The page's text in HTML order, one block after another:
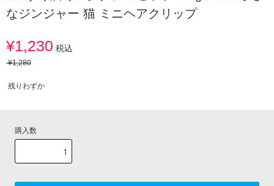
なジンジャー 猫 ミニヘアクリップ
¥1,230 税込
¥1,280
残りわずか
購入数